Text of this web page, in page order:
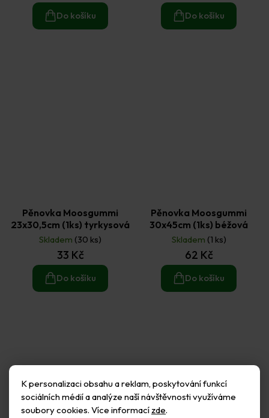
K personalizaci obsahu a reklam, poskytování funkcí
sociálních médií a analýze naší návštěvnosti využíváme
soubory cookies. Více informací zde.
Do košíku Do košíku
Pěnovka Moosgummi
23x30,5cm (1ks) tyrkysová
Skladem (30 ks)
33 Kč
Do košíku
Pěnovka Moosgummi
30x45cm (1ks) béžová
Skladem (1 ks)
62 Kč
Do košíku